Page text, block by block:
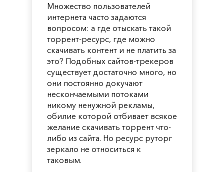
Множество пользователей
интернета часто задаются
вопросом: а где отыскать такой
торрент-ресурс, где можно
скачивать контент и не платить за
это? Подобных сайтов-трекеров
существует достаточно много, но
они постоянно докучают
нескончаемыми потоками
никому ненужной рекламы,
обилие которой отбивает всякое
желание скачивать торрент что-
либо из сайта. Но ресурс руторг
зеркало не относиться к
таковым.